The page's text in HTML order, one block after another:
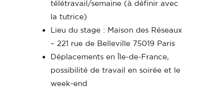
télétravail/semaine (à définir avec
la tutrice)
Lieu du stage : Maison des Réseaux
– 221 rue de Belleville 75019 Paris
Déplacements en Île-de-France,
possibilité de travail en soirée et le
week-end